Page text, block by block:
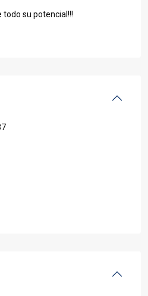
todo su potencial!!!